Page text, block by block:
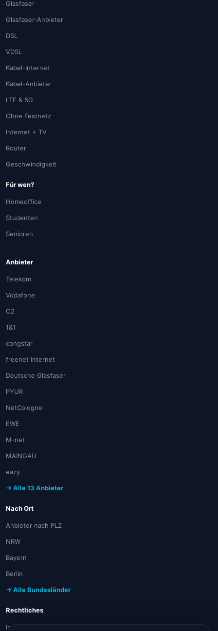
Glasfaser
Glasfaser-Anbieter
DSL
VDSL
Kabel-Internet
Kabel-Anbieter
LTE & 5G
Ohne Festnetz
Internet + TV
Router
Geschwindigkeit
Für wen?
Homeoffice
Studenten
Senioren
Anbieter
Telekom
Vodafone
O2
1&1
congstar
freenet Internet
Deutsche Glasfaser
PYUR
NetCologne
EWE
M-net
MAINGAU
eazy
→ Alle 13 Anbieter
Nach Ort
Anbieter nach PLZ
NRW
Bayern
Berlin
→ Alle Bundesländer
Rechtliches
Impressum